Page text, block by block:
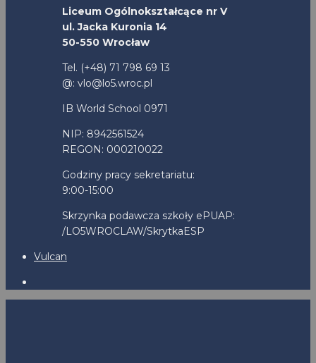
Liceum Ogólnokształcące nr V
ul. Jacka Kuronia 14
50-550 Wrocław
Tel. (+48) 71 798 69 13
@: vlo@lo5.wroc.pl
IB World School 0971
NIP: 8942561524
REGON: 000210022
Godziny pracy sekretariatu:
9:00-15:00
Skrzynka podawcza szkoły ePUAP:
/LO5WROCLAW/SkrytkaESP
Vulcan